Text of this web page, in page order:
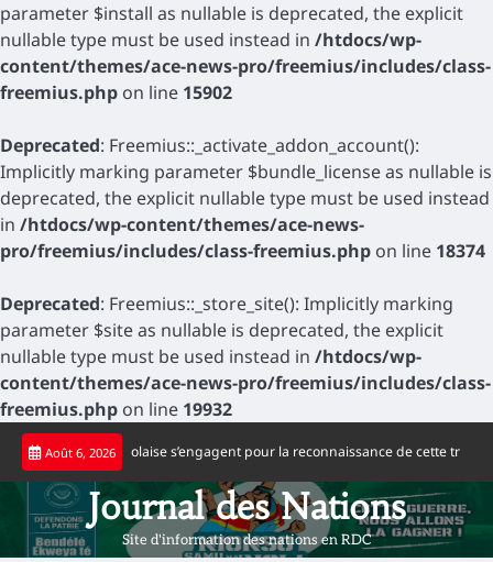
parameter $install as nullable is deprecated, the explicit
nullable type must be used instead in /htdocs/wp-
content/themes/ace-news-pro/freemius/includes/class-
freemius.php on line 15902
Deprecated: Freemius::_activate_addon_account():
Implicitly marking parameter $bundle_license as nullable is
deprecated, the explicit nullable type must be used instead
in /htdocs/wp-content/themes/ace-news-
pro/freemius/includes/class-freemius.php on line 18374
Deprecated: Freemius::_store_site(): Implicitly marking
parameter $site as nullable is deprecated, the explicit
nullable type must be used instead in /htdocs/wp-
content/themes/ace-news-pro/freemius/includes/class-
freemius.php on line 19932
Skip
content
Août 6, 2026
d’origine congolaise s’engagent pour la reconnaissance de cette tragédie
Journal des Nations
Site d'information des nations en RDC